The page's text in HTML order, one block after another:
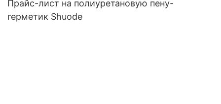
Прайс-лист на полиуретановую пену-
герметик Shuode